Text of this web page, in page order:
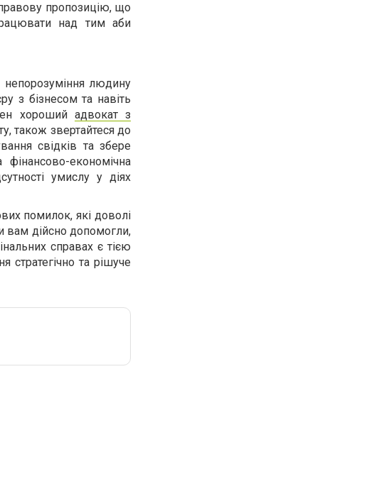
пропозицію, що
над тим аби
непорозуміння людину
з бізнесом та навіть
хороший адвокат з
також звертайтеся до
свідків та збере
економічна
умислу у діях
помилок, які доволі
вам дійсно допомогли,
справах є тією
стратегічно та рішуче